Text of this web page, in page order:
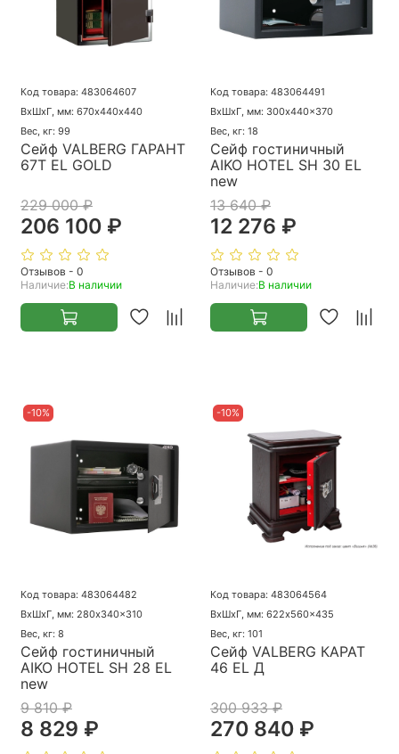
Код товара: 483064607
ВхШхГ, мм: 670х440х440
Вес, кг: 99
Сейф VALBERG ГАРАНТ
67Т EL GOLD
229 000 ₽
206 100 ₽
Отзывов - 0
Наличие:В наличии
Код товара: 483064491
ВхШхГ, мм: 300x440x370
Вес, кг: 18
Сейф гостиничный
AIKO HOTEL SH 30 EL
new
13 640 ₽
12 276 ₽
Отзывов - 0
Наличие:В наличии
-10%
Код товара: 483064482
ВхШхГ, мм: 280x340x310
Вес, кг: 8
Сейф гостиничный
AIKO HOTEL SH 28 EL
new
9 810 ₽
8 829 ₽
-10%
Код товара: 483064564
ВхШхГ, мм: 622x560x435
Вес, кг: 101
Сейф VALBERG КАРАТ
46 EL Д
300 933 ₽
270 840 ₽